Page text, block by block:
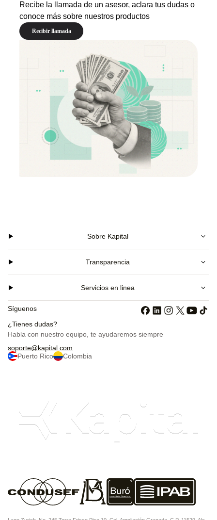
Recibe la llamada de un asesor, aclara tus dudas o
conoce más sobre nuestros productos
Recibir llamada
Sobre Kapital
Transparencia
Servicios en linea
Síguenos
¿Tienes dudas?
Habla con nuestro equipo, te ayudaremos siempre
soporte@kapital.com
Puerto Rico
Colombia